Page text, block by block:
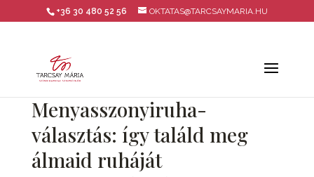
+36 30 480 52 56 OKTATAS@TARCSAYMARIA.HU
Menyasszonyiruha-
választás: így találd meg
álmaid ruháját